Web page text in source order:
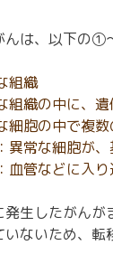
んは、以下の①
組織
織の中に、遺
胞の中で複数
常な細胞が、
血管などに入り
生したがんが
いないため、転